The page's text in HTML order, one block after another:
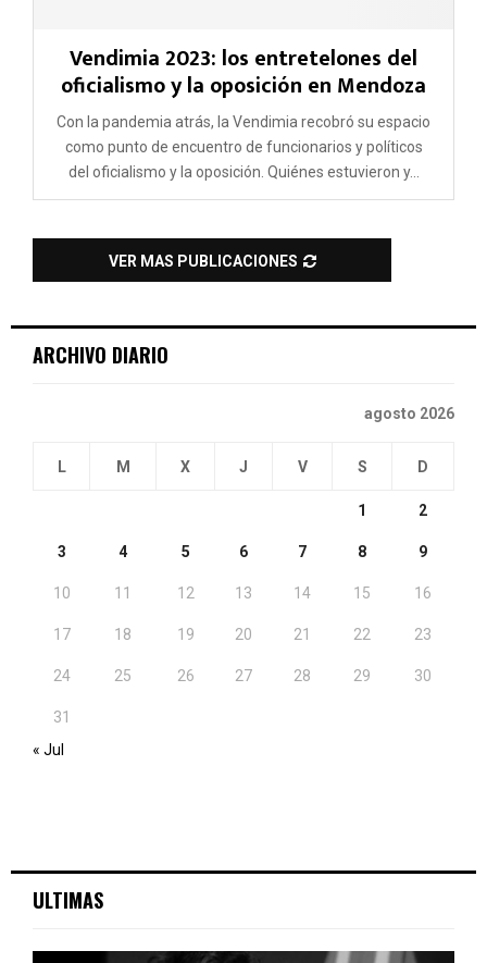
Vendimia 2023: los entretelones del
oficialismo y la oposición en Mendoza
Con la pandemia atrás, la Vendimia recobró su espacio
como punto de encuentro de funcionarios y políticos
del oficialismo y la oposición. Quiénes estuvieron y...
VER MAS PUBLICACIONES
ARCHIVO DIARIO
agosto 2026
L M X J V S D
1 2
3 4 5 6 7 8 9
10 11 12 13 14 15 16
17 18 19 20 21 22 23
24 25 26 27 28 29 30
31
« Jul
ULTIMAS